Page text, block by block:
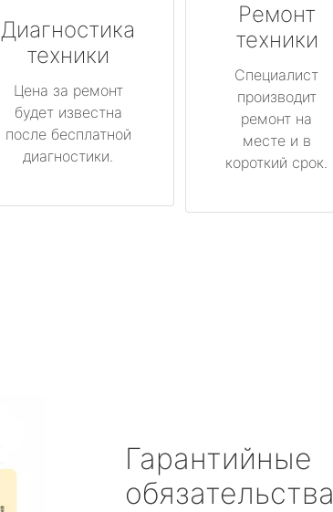
Диагностика
техники
Цена за ремонт
будет известна
после бесплатной
диагностики.
Ремонт
техники
Специалист
производит
ремонт на
месте и в
короткий срок.
Гарантийные
обязательства